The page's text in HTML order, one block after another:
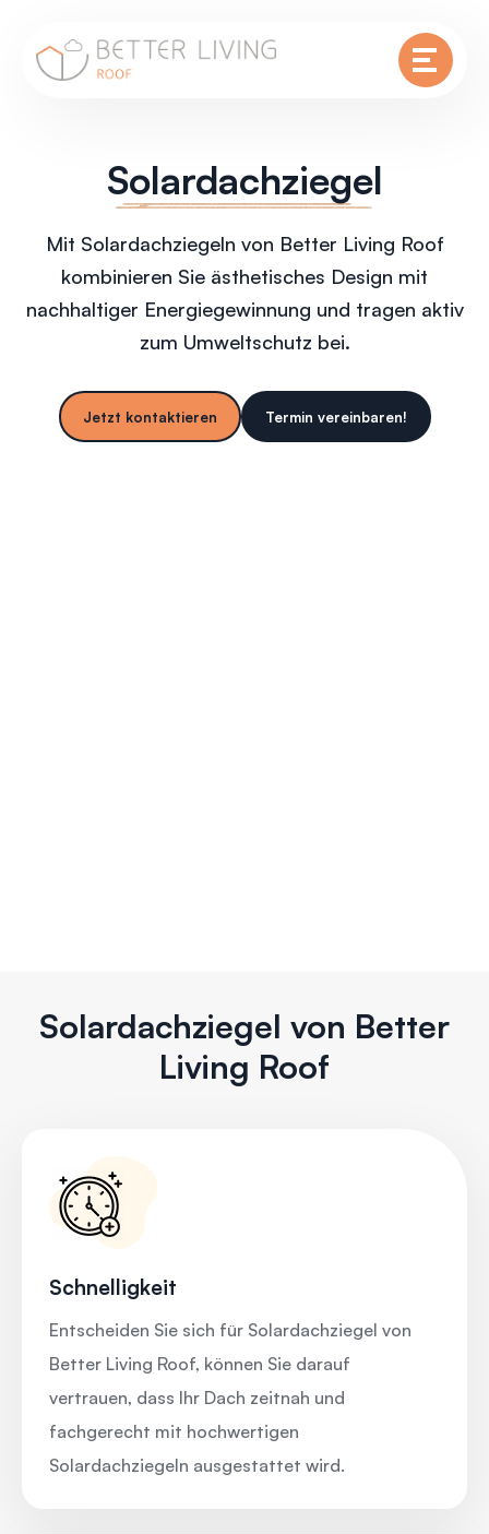
Solardachziegel
Mit Solardachziegeln von Better Living Roof
kombinieren Sie ästhetisches Design mit
nachhaltiger Energiegewinnung und tragen aktiv
zum Umweltschutz bei.
Jetzt kontaktieren Termin vereinbaren!
Solardachziegel von Better
Living Roof
Schnelligkeit
Entscheiden Sie sich für Solardachziegel von
Better Living Roof, können Sie darauf
vertrauen, dass Ihr Dach zeitnah und
fachgerecht mit hochwertigen
Solardachziegeln ausgestattet wird.